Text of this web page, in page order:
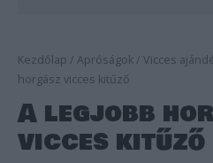
Kezdőlap / Apróságok/ Vicces
horgász vicces kitűző
A legjobb
vicces kitűző